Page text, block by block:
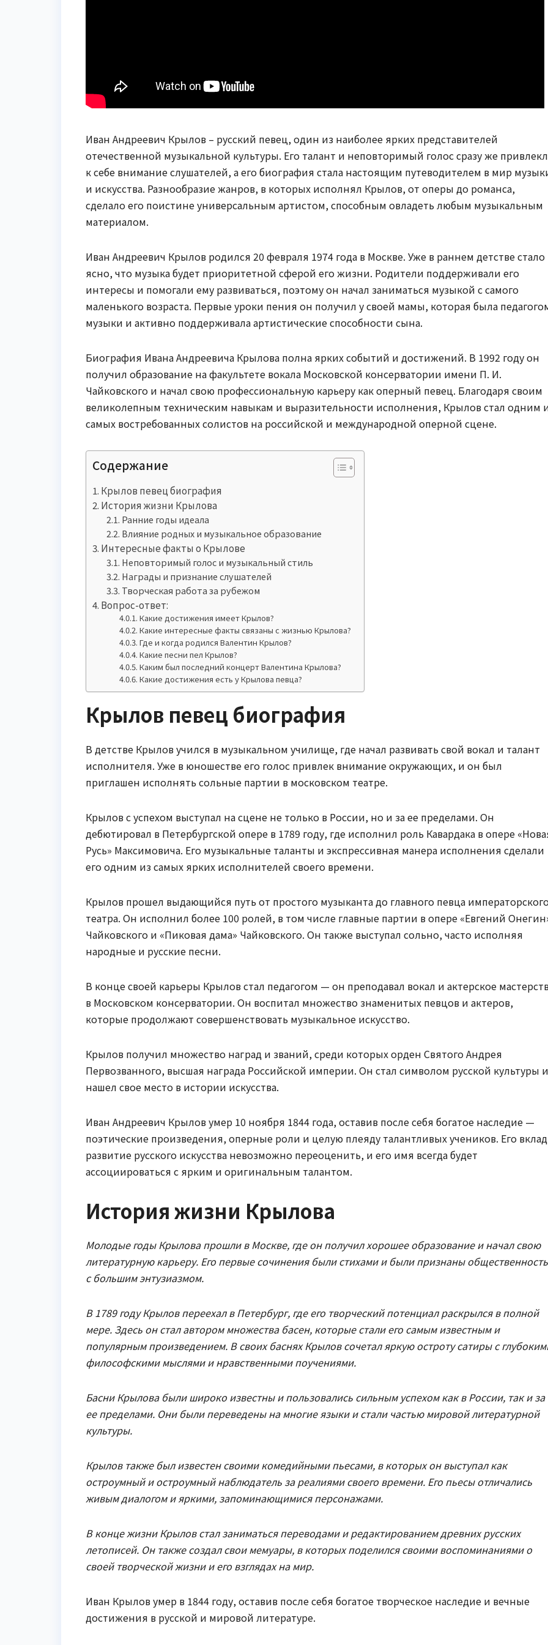
Иван Андреевич Крылов – русский певец, один из наиболее ярких представителей
отечественной музыкальной культуры. Его талант и неповторимый голос сразу же
к себе внимание слушателей, а его биография стала настоящим путеводителем в мир
и искусства. Разнообразие жанров, в которых исполнял Крылов, от оперы до романса,
сделало его поистине универсальным артистом, способным овладеть любым музыкальным
материалом.
Иван Андреевич Крылов родился 20 февраля 1974 года в Москве. Уже в раннем детстве стало
ясно, что музыка будет приоритетной сферой его жизни. Родители поддерживали его
интересы и помогали ему развиваться, поэтому он начал заниматься музыкой с самого
маленького возраста. Первые уроки пения он получил у своей мамы, которая была
музыки и активно поддерживала артистические способности сына.
Биография Ивана Андреевича Крылова полна ярких событий и достижений. В 1992 году он
получил образование на факультете вокала Московской консерватории имени П. И.
Чайковского и начал свою профессиональную карьеру как оперный певец. Благодаря своим
великолепным техническим навыкам и выразительности исполнения, Крылов стал одним
самых востребованных солистов на российской и международной оперной сцене.
Содержание
Крылов певец биография
История жизни Крылова
Ранние годы идеала
Влияние родных и музыкальное образование
Интересные факты о Крылове
Неповторимый голос и музыкальный стиль
Награды и признание слушателей
Творческая работа за рубежом
Вопрос-ответ:
Какие достижения имеет Крылов?
Какие интересные факты связаны с жизнью Крылова?
Где и когда родился Валентин Крылов?
Какие песни пел Крылов?
Каким был последний концерт Валентина Крылова?
Какие достижения есть у Крылова певца?
Крылов певец биография
В детстве Крылов учился в музыкальном училище, где начал развивать свой вокал и талант
исполнителя. Уже в юношестве его голос привлек внимание окружающих, и он был
приглашен исполнять сольные партии в московском театре.
Крылов с успехом выступал на сцене не только в России, но и за ее пределами. Он
дебютировал в Петербургской опере в 1789 году, где исполнил роль Кавардака в опере
Русь» Максимовича. Его музыкальные таланты и экспрессивная манера исполнения сделали
его одним из самых ярких исполнителей своего времени.
Крылов прошел выдающийся путь от простого музыканта до главного певца
театра. Он исполнил более 100 ролей, в том числе главные партии в опере «Евгений
Чайковского и «Пиковая дама» Чайковского. Он также выступал сольно, часто исполняя
народные и русские песни.
В конце своей карьеры Крылов стал педагогом — он преподавал вокал и актерское
в Московском консерватории. Он воспитал множество знаменитых певцов и актеров,
которые продолжают совершенствовать музыкальное искусство.
Крылов получил множество наград и званий, среди которых орден Святого Андрея
Первозванного, высшая награда Российской империи. Он стал символом русской культуры и
нашел свое место в истории искусства.
Иван Андреевич Крылов умер 10 ноября 1844 года, оставив после себя богатое наследие —
поэтические произведения, оперные роли и целую плеяду талантливых учеников. Его
развитие русского искусства невозможно переоценить, и его имя всегда будет
ассоциироваться с ярким и оригинальным талантом.
История жизни Крылова
Молодые годы Крылова прошли в Москве, где он получил хорошее образование и начал свою
литературную карьеру. Его первые сочинения были стихами и были признаны
с большим энтузиазмом.
В 1789 году Крылов переехал в Петербург, где его творческий потенциал раскрылся в полной
мере. Здесь он стал автором множества басен, которые стали его самым известным и
популярным произведением. В своих баснях Крылов сочетал яркую остроту сатиры с
философскими мыслями и нравственными поучениями.
Басни Крылова были широко известны и пользовались сильным успехом как в России, так и за
ее пределами. Они были переведены на многие языки и стали частью мировой литературной
культуры.
Крылов также был известен своими комедийными пьесами, в которых он выступал как
остроумный и остроумный наблюдатель за реалиями своего времени. Его пьесы отличались
живым диалогом и яркими, запоминающимися персонажами.
В конце жизни Крылов стал заниматься переводами и редактированием древних русских
летописей. Он также создал свои мемуары, в которых поделился своими воспоминаниями о
своей творческой жизни и его взглядах на мир.
Иван Крылов умер в 1844 году, оставив после себя богатое творческое наследие и вечные
достижения в русской и мировой литературе.